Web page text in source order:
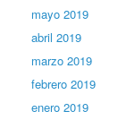
mayo 2019
abril 2019
marzo 2019
febrero 2019
enero 2019